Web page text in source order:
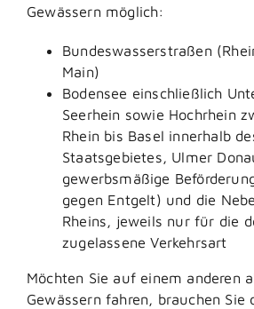
Gewässern möglich:
Bundeswasserstraßen
Main)
Bodensee einschließlich
Seerhein sowie Hochrhein
Rhein bis Basel innerhalb
Staatsgebietes, Ulmer
gewerbsmäßige
gegen Entgelt) und die
Rheins, jeweils nur für die
zugelassene Verkehrsart
Möchten Sie auf einem anderen
Gewässern fahren, brauchen Sie